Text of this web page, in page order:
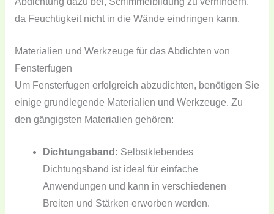
da Feuchtigkeit nicht in die Wände eindringen kann.
Materialien und Werkzeuge für das Abdichten von
Fensterfugen
Um Fensterfugen erfolgreich abzudichten, benötigen Sie
einige grundlegende Materialien und Werkzeuge. Zu
den gängigsten Materialien gehören:
Dichtungsband: Selbstklebendes
Dichtungsband ist ideal für einfache
Anwendungen und kann in verschiedenen
Breiten und Stärken erworben werden.